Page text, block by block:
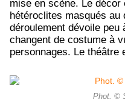
mise en scène. Le décor
hétéroclites masqués
déroulement dévoile
changent de costume à
personnages. Le
Phot. ©